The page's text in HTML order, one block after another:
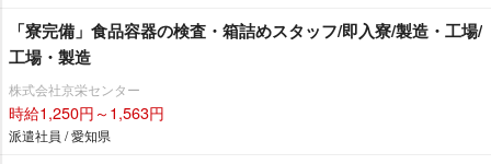
「寮完備」食品容器の検査・箱詰めスタッフ/即入寮/製造・工場/
工場・製造
株式会社京栄センター
時給1,250円～1,563円
派遣社員 / 愛知県